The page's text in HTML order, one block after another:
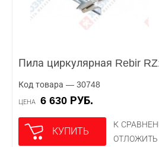
Пила циркулярная Rebir
Код товара — 30748
ЦЕНА 6 630 РУБ.
КУПИТЬ
К
ОТЛОЖИТЬ